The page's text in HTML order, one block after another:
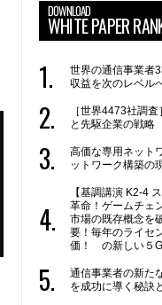
DOWNLOAD
WHITE PAPER
世界の通信事業者
収益を次のレベル
［世界4473社調
と先駆企業の戦略
高価な専用ネット
ットワーク構築の
【基調講演 K2-4
革命！ゲームチェ
市場の既存概念を
要！毎年のライセ
価！ の新しい５
通信事業者の新た
を成功に導く秘訣